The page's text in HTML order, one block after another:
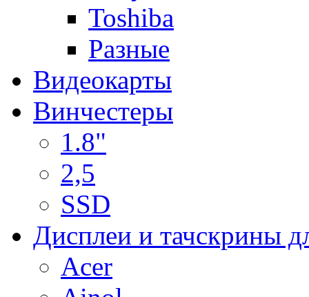
Toshiba
Разные
Видеокарты
Винчестеры
1.8"
2,5
SSD
Дисплеи и тачскрины
Acer